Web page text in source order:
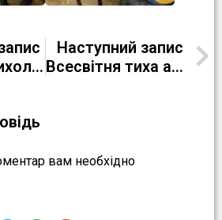
Тиждень психології
Наступний запис
Всесвітня тиха акція вшанування Героїв Небесної Сотні «Ангели пам`яті».
вам необхідно